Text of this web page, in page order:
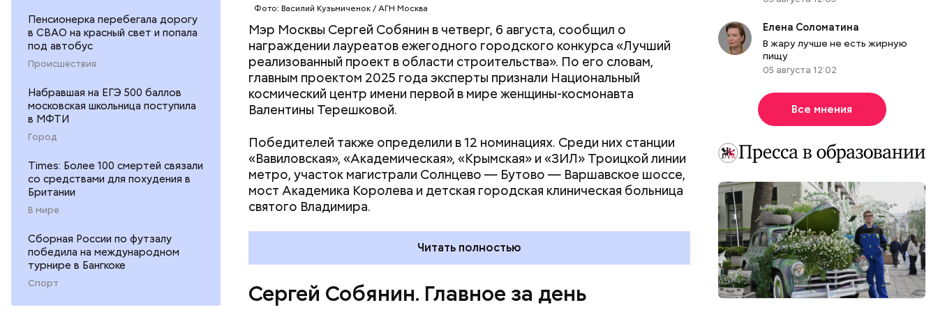
Пенсионерка перебегала дорогу
в СВАО на красный свет и попала
под автобус
Происшествия
Набравшая на ЕГЭ 500 баллов
московская школьница поступила
в МФТИ
Город
Times: Более 100 смертей связали
со средствами для похудения в
Британии
В мире
Сборная России по футзалу
победила на международном
турнире в Бангкоке
Спорт
Фото: Василий Кузьмиченок / АГН Москва
Мэр Москвы Сергей Собянин в четверг, 6 августа, сообщил о
награждении лауреатов ежегодного городского конкурса «Лучший
реализованный проект в области строительства». По его словам,
главным проектом 2025 года эксперты признали Национальный
космический центр имени первой в мире женщины-космонавта
Валентины Терешковой.
Победителей также определили в 12 номинациях. Среди них станции
«Вавиловская», «Академическая», «Крымская» и «ЗИЛ» Троицкой линии
метро, участок магистрали Солнцево — Бутово — Варшавское шоссе,
мост Академика Королева и детская городская клиническая больница
святого Владимира.
Читать полностью
Сергей Собянин. Главное за день
Школа в Молжаниновском районе
Елена Соломатина
В жару лучше не есть жирную
пищу
05 августа 12:02
Все мнения